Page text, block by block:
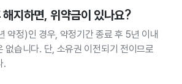
지하면, 위약금이 있나요?
약정)인 경우, 약정기간 종료 후 5년 이내
없습니다. 단, 소유권 이전되기 전이므로
.